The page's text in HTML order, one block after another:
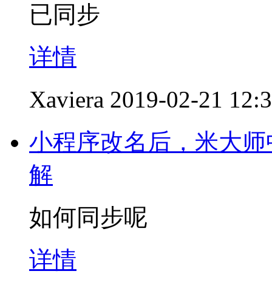
已同步
详情
Xaviera 2019-02-21
小程序改名后，米大
解
如何同步呢
详情